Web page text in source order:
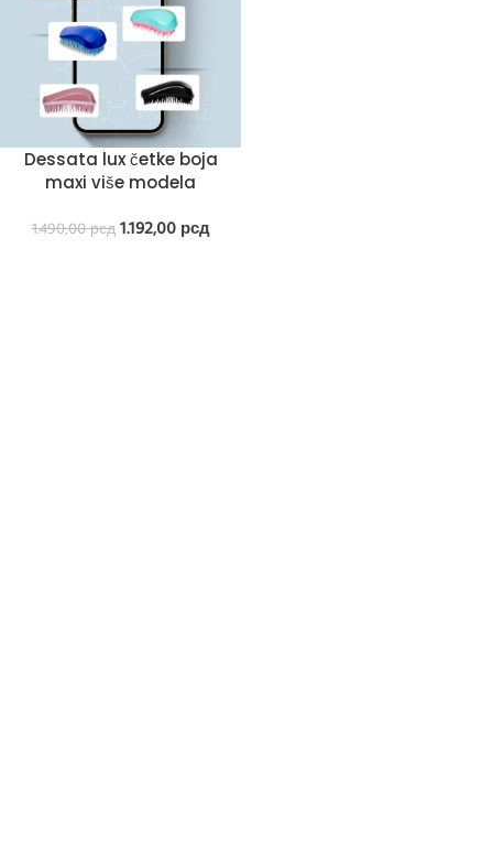
Dessata lux četke boja
maxi više modela
1.490,00рсд 1.192,00 рсд